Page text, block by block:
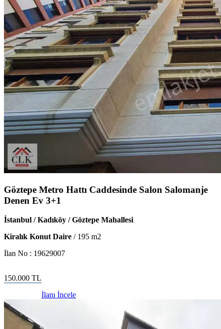
Göztepe Metro Hattı Caddesinde Salon Salomanje
Denen Ev 3+1
İstanbul / Kadıköy / Göztepe Mahallesi
Kiralık Konut Daire / 195 m2
İlan No : 19629007
150.000 TL
İlanı İncele